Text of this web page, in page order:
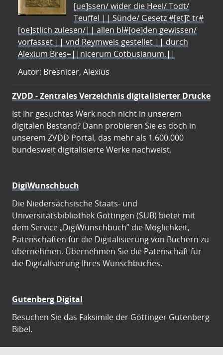
[ue]ssen/ wider die Heel/ Todt/
Teuffel || Sünde/ Gesetz #[et]c̃ tr#
[oe]stlich zulesen/|| allen bl#[oe]den gewissen/
vorfasset || vnd Reymweis gestellet || durch
Alexium Bres=||nicerum Cotbusianum.||
Autor: Bresnicer, Alexius
ZVDD - Zentrales Verzeichnis digitalisierter Drucke
Ist Ihr gesuchtes Werk noch nicht in unserem
digitalen Bestand? Dann probieren Sie es doch in
unserem ZVDD Portal, das mehr als 1.600.000
bundesweit digitalisierte Werke nachweist.
DigiWunschbuch
Die Niedersächsische Staats- und
Universitätsbibliothek Göttingen (SUB) bietet mit
dem Service „DigiWunschbuch” die Möglichkeit,
Patenschaften für die Digitalisierung von Büchern zu
übernehmen. Übernehmen Sie die Patenschaft für
die Digitalisierung Ihres Wunschbuches.
Gutenberg Digital
Besuchen Sie das Faksimile der Göttinger Gutenberg
Bibel.